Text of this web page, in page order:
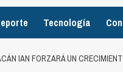
Tecnología
IAN FORZARÁ UN